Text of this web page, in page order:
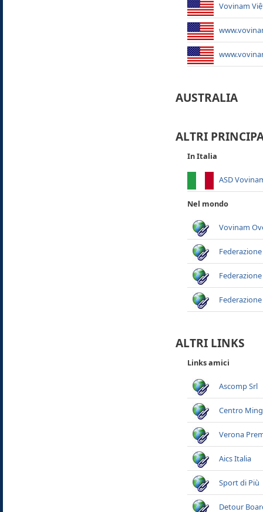
Vovinam
AUSTRALIA
ALTRI
In Italia
ASD
Nel mondo
Vovinam
ALTRI LINKS
Links amici
Ascomp Srl
Centro
Verona
Aics Italia
Sport di Più
Detour